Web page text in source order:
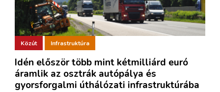
Közút Infrastruktúra
Idén először több mint kétmilliárd euró
áramlik az osztrák autópálya és
gyorsforgalmi úthálózati infrastruktúrába